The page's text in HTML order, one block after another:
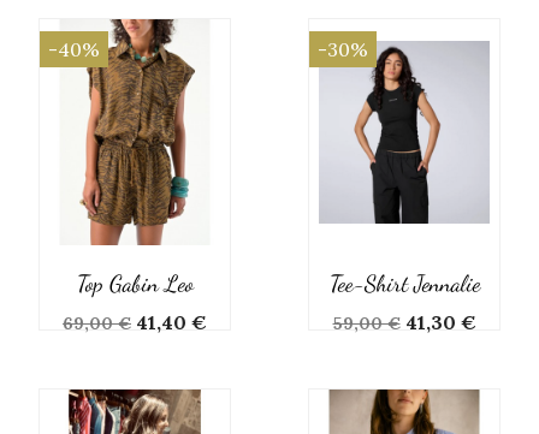
Top Gabin Leo
Prix
69,00 € Prix
41,40 €
-40%
Tee-Shirt Jennalie
Prix
59,00 € Prix
41,30 €
-30%